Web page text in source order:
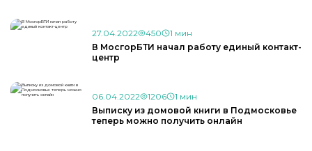
27.04.2022 450
1 мин
В МосгорБТИ начал работу единый контакт-
центр
06.04.2022 1206
1 мин
Выписку из домовой книги в Подмосковье
теперь можно получить онлайн